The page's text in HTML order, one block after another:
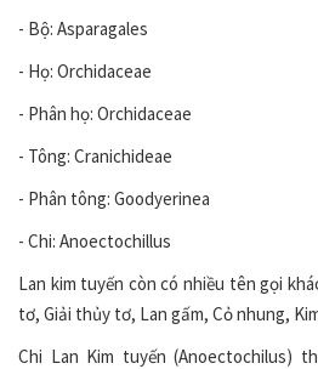
- Bộ: Asparagales
- Họ: Orchidaceae
- Phân họ: Orchidaceae
- Tông: Cranichideae
- Phân tông: Goodyerinea
- Chi: Anoectochillus
Lan kim tuyến còn có nhiều tên gọi
tơ, Giải thủy tơ, Lan gấm, Cỏ nhung,
Chi Lan Kim tuyến (Anoectochilus)